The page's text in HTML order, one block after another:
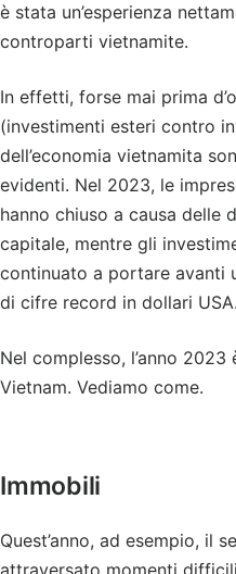
è stata un’esperienza
controparti vietnamite.
In effetti, forse mai prima
(investimenti esteri contro
dell’economia vietnamita
evidenti. Nel 2023, le
hanno chiuso a causa delle
capitale, mentre gli
continuato a portare avanti
di cifre record in dollari USA.
Nel complesso, l’anno
Vietnam. Vediamo come.
Immobili
Quest’anno, ad esempio, il
attraversato momenti